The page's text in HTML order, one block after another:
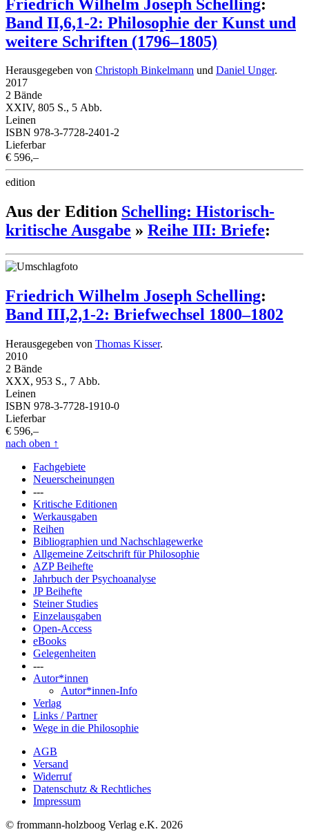
Friedrich Wilhelm Joseph Schelling:
Band II,6,1-2: Philosophie der Kunst und
weitere Schriften (1796–1805)
Herausgegeben von Christoph Binkelmann und Daniel Unger.
2017
2 Bände
XXIV, 805 S., 5 Abb.
Leinen
ISBN 978-3-7728-2401-2
Lieferbar
€ 596,–
edition
Aus der Edition Schelling: Historisch-
kritische Ausgabe » Reihe III: Briefe:
Friedrich Wilhelm Joseph Schelling:
Band III,2,1-2: Briefwechsel 1800–1802
Herausgegeben von Thomas Kisser.
2010
2 Bände
XXX, 953 S., 7 Abb.
Leinen
ISBN 978-3-7728-1910-0
Lieferbar
€ 596,–
nach oben ↑
Fachgebiete
Neuerscheinungen
---
Kritische Editionen
Werkausgaben
Reihen
Bibliographien und Nachschlagewerke
Allgemeine Zeitschrift für Philosophie
AZP Beihefte
Jahrbuch der Psychoanalyse
JP Beihefte
Steiner Studies
Einzelausgaben
Open-Access
eBooks
Gelegenheiten
---
Autor*innen
Autor*innen-Info
Verlag
Links / Partner
Wege in die Philosophie
AGB
Versand
Widerruf
Datenschutz & Rechtliches
Impressum
© frommann-holzboog Verlag e.K. 2026